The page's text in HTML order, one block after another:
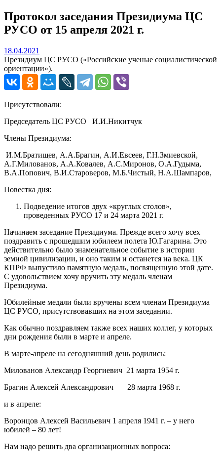
Протокол заседания Президиума ЦС
РУСО от 15 апреля 2021 г.
18.04.2021
Президиум ЦС РУСО («Российские ученые социалистической
ориентации»).
Присутствовали:
Председатель ЦС РУСО И.И.Никитчук
Члены Президиума:
И.М.Братищев, А.А.Брагин, А.И.Евсеев, Г.Н.Змиевской,
А.Г.Милованов, А.А.Ковалев, А.С.Миронов, О.А.Гудыма,
В.А.Попович, В.И.Староверов, М.Б.Чистый, Н.А.Шампаров,
Повестка дня:
Подведение итогов двух «круглых столов»,
проведенных РУСО 17 и 24 марта 2021 г.
Начинаем заседание Президиума. Прежде всего хочу всех
поздравить с прошедшим юбилеем полета Ю.Гагарина. Это
действительно было знаменательное событие в истории
земной цивилизации, и оно таким и останется на века. ЦК
КПРФ выпустило памятную медаль, посвященную этой дате.
С удовольствием хочу вручить эту медаль членам
Президиума.
Юбилейные медали были вручены всем членам Президиума
ЦС РУСО, присутствовавших на этом заседании.
Как обычно поздравляем также всех наших коллег, у которых
дни рождения были в марте и апреле.
В марте-апреле на сегодняшний день родились:
Милованов Александр Георгиевич 21 марта 1954 г.
Брагин Алексей Александрович 28 марта 1968 г.
и в апреле:
Воронцов Алексей Васильевич 1 апреля 1941 г. – у него
юбилей – 80 лет!
Нам надо решить два организационных вопроса: